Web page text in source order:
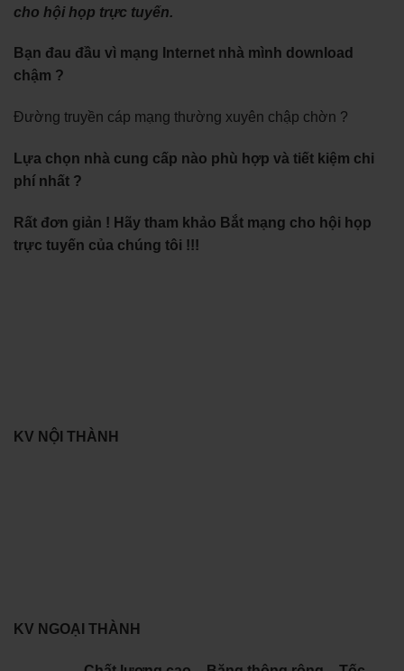
cho hội họp trực tuyến.
Bạn đau đầu vì mạng Internet nhà mình download
chậm ?
Đường truyền cáp mạng thường xuyên chập chờn ?
Lựa chọn nhà cung cấp nào phù hợp và tiết kiệm chi
phí nhất ?
Rất đơn giản ! Hãy tham khảo Bắt mạng cho hội họp
trực tuyến của chúng tôi !!!
0931897767